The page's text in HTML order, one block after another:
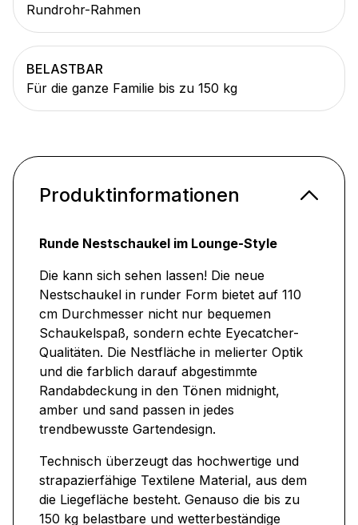
Rundrohr-Rahmen
BELASTBAR
Für die ganze Familie bis zu 150 kg
Produktinformationen
Runde Nestschaukel im Lounge-Style
Die kann sich sehen lassen! Die neue
Nestschaukel in runder Form bietet auf 110
cm Durchmesser nicht nur bequemen
Schaukelspaß, sondern echte Eyecatcher-
Qualitäten. Die Nestfläche in melierter Optik
und die farblich darauf abgestimmte
Randabdeckung in den Tönen midnight,
amber und sand passen in jedes
trendbewusste Gartendesign.
Technisch überzeugt das hochwertige und
strapazierfähige Textilene Material, aus dem
die Liegefläche besteht. Genauso die bis zu
150 kg belastbare und wetterbeständige